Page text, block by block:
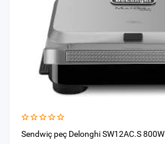
Sendwiç peç Delonghi SW12AC.S 800W